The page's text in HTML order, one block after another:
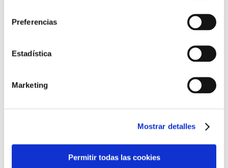
Preferencias
Estadística
Marketing
Mostrar detalles
Permitir todas las cookies
sempre estan presents els principis d’igualtat, defensa,
Agilitat
Elles establixen el termini en el qual ha de dictar-se el
l’acceptació de l’àrbitre i, excepcionalment, en el termini